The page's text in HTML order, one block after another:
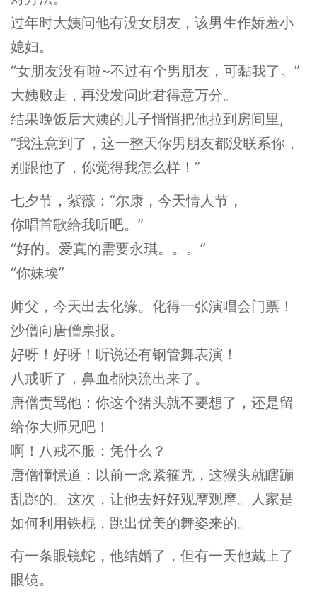
过年时大姨问他有没女朋友，该男生作娇羞小
媳妇。
“女朋友没有啦~不过有个男朋友，可黏我了。”
大姨败走，再没发问此君得意万分。
结果晚饭后大姨的儿子悄悄把他拉到房间里,
“我注意到了，这一整天你男朋友都没联系你，
别跟他了，你觉得我怎么样！”
七夕节，紫薇：“尔康，今天情人节，
你唱首歌给我听吧。”
“好的。爱真的需要永琪。。。”
“你妹埃”
师父，今天出去化缘。化得一张演唱会门票！
沙僧向唐僧禀报。
好呀！好呀！听说还有钢管舞表演！
八戒听了，鼻血都快流出来了。
唐僧责骂他：你这个猪头就不要想了，还是留
给你大师兄吧！
啊！八戒不服：凭什么？
唐僧憧憬道：以前一念紧箍咒，这猴头就瞎蹦
乱跳的。这次，让他去好好观摩观摩。人家是
如何利用铁棍，跳出优美的舞姿来的。
有一条眼镜蛇，他结婚了，但有一天他戴上了
眼镜。